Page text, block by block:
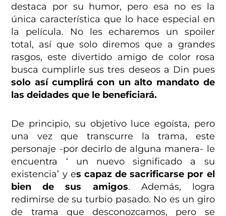
destaca por su humor, pero esa no es la
única característica que lo hace especial en
la película. No les echaremos un spoiler
total, así que solo diremos que a grandes
rasgos, este divertido amigo de color rosa
busca cumplirle sus tres deseos a Din pues
solo así cumplirá con un alto mandato de
las deidades que le beneficiará.
De principio, su objetivo luce egoísta, pero
una vez que transcurre la trama, este
personaje -por decirlo de alguna manera- le
encuentra ‘ un nuevo significado a su
existencia’ y es capaz de sacrificarse por el
bien de sus amigos. Además, logra
redimirse de su turbio pasado. No es un giro
de trama que desconozcamos, pero se